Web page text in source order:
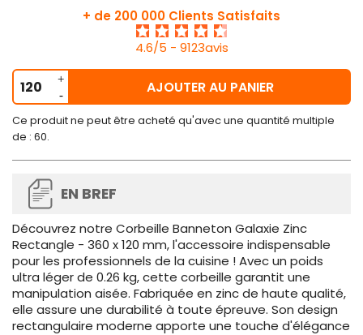
+ de 200 000 Clients Satisfaits
4.6/5 - 9123avis
AJOUTER AU PANIER
Ce produit ne peut être acheté qu'avec une quantité multiple
de : 60.
EN BREF
Découvrez notre Corbeille Banneton Galaxie Zinc
Rectangle - 360 x 120 mm, l'accessoire indispensable
pour les professionnels de la cuisine ! Avec un poids
ultra léger de 0.26 kg, cette corbeille garantit une
manipulation aisée. Fabriquée en zinc de haute qualité,
elle assure une durabilité à toute épreuve. Son design
rectangulaire moderne apporte une touche d'élégance